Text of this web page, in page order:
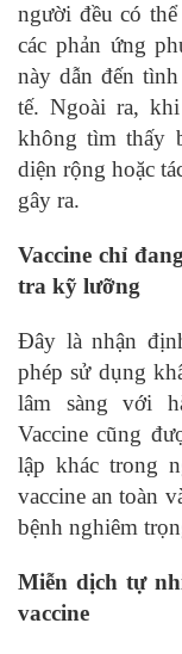
người đều có
các phản ứng
này dẫn đến
tế. Ngoài ra,
không tìm thấy
diện rộng hoặc
gây ra.
Vaccine chỉ
tra kỹ lưỡng
Đây là nhận
phép sử dụng
lâm sàng với
Vaccine cũng
lập khác trong
vaccine an toàn
bệnh nghiêm
Miễn dịch tự
vaccine